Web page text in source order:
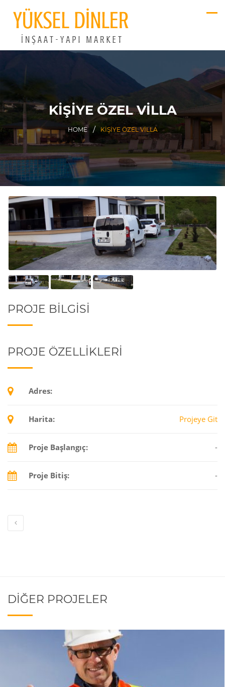
KIŞIYE ÖZEL VILLA
HOME KIŞIYE ÖZEL VILLA
PROJE BILGISI
PROJE ÖZELLIKLERI
Adres:
Harita: Projeye Git
Proje Başlangıç: -
Proje Bitiş: -
DIĞER PROJELER